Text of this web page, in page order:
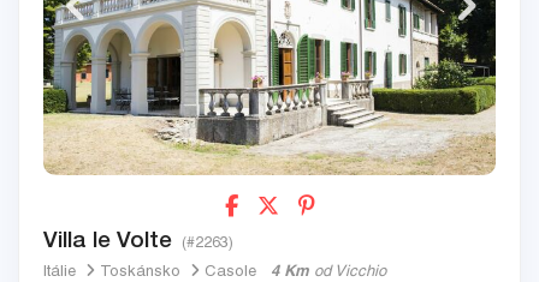
Villa le Volte (#2263)
Itálie Toskánsko Casole 4 Km od Vicchio